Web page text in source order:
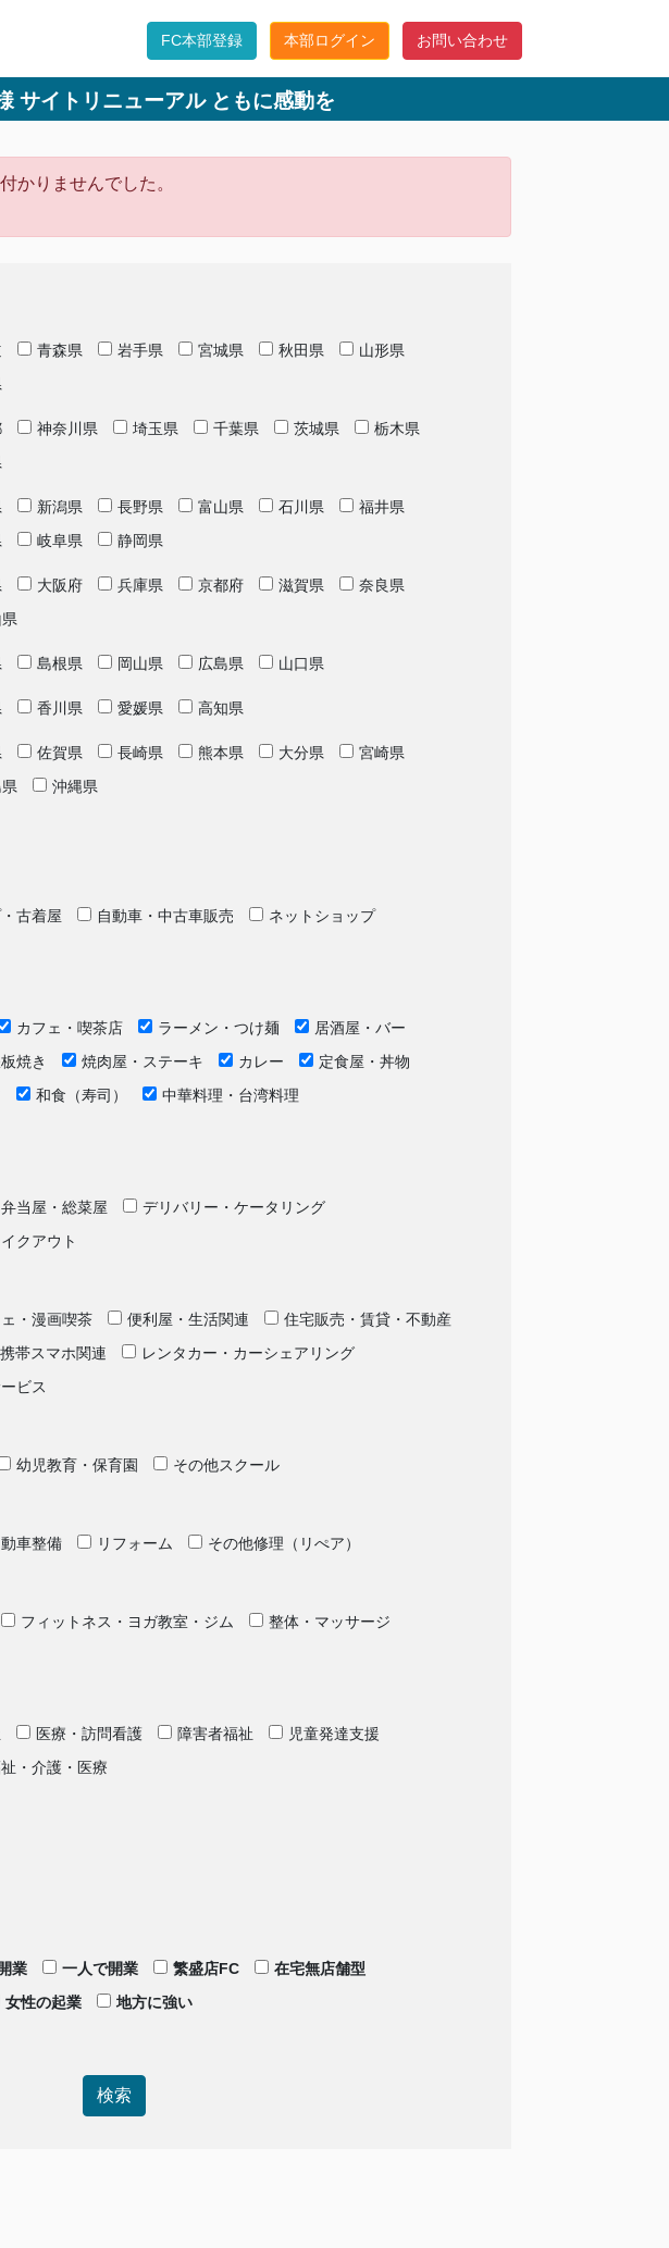
FC本部登録 本部ログイン お問い合わせ
サイトリニューアル ともに感動を
かりませんでした。
青森県 岩手県 宮城県 秋田県
山形県
神奈川県 埼玉県 千葉県 茨城県
栃木県
新潟県 長野県 富山県 石川県
福井県
岐阜県 静岡県
大阪府 兵庫県 京都府 滋賀県
奈良県
島根県 岡山県 広島県 山口県
香川県 愛媛県 高知県
佐賀県 長崎県 熊本県 大分県
宮崎県
沖縄県
古着屋 自動車・中古車販売
ネットショップ
カフェ・喫茶店 ラーメン・つけ麺
居酒屋・バー
焼き 焼肉屋・ステーキ カレー
定食屋・丼物
和食（寿司）
中華料理・台湾料理
弁当屋・総菜屋
デリバリー・ケータリング
クアウト
・漫画喫茶 便利屋・生活関連
住宅販売・賃貸・不動産
帯スマホ関連
レンタカー・カーシェアリング
ビス
幼児教育・保育園 その他スクール
動車整備 リフォーム その他修理（リぺア）
フィットネス・ヨガ教室・ジム
整体・マッサージ
医療・訪問看護 障害者福祉
児童発達支援
・介護・医療
業 一人で開業 繁盛店FC
在宅無店舗型
女性の起業 地方に強い